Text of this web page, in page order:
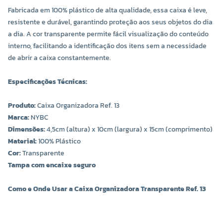
Fabricada em 100% plástico de alta qualidade, essa caixa é leve,
resistente e durável, garantindo proteção aos seus objetos do dia
a dia. A cor transparente permite fácil visualização do conteúdo
interno, facilitando a identificação dos itens sem a necessidade
de abrir a caixa constantemente.
Especificações Técnicas:
Produto:Caixa Organizadora Ref. 13
Marca:NYBC
Dimensões:4,5cm (altura) x 10cm (largura) x 15cm (comprimento)
Material:100% Plástico
Cor:Transparente
Tampa com encaixe seguro
Como e Onde Usar a Caixa Organizadora Transparente Ref. 13